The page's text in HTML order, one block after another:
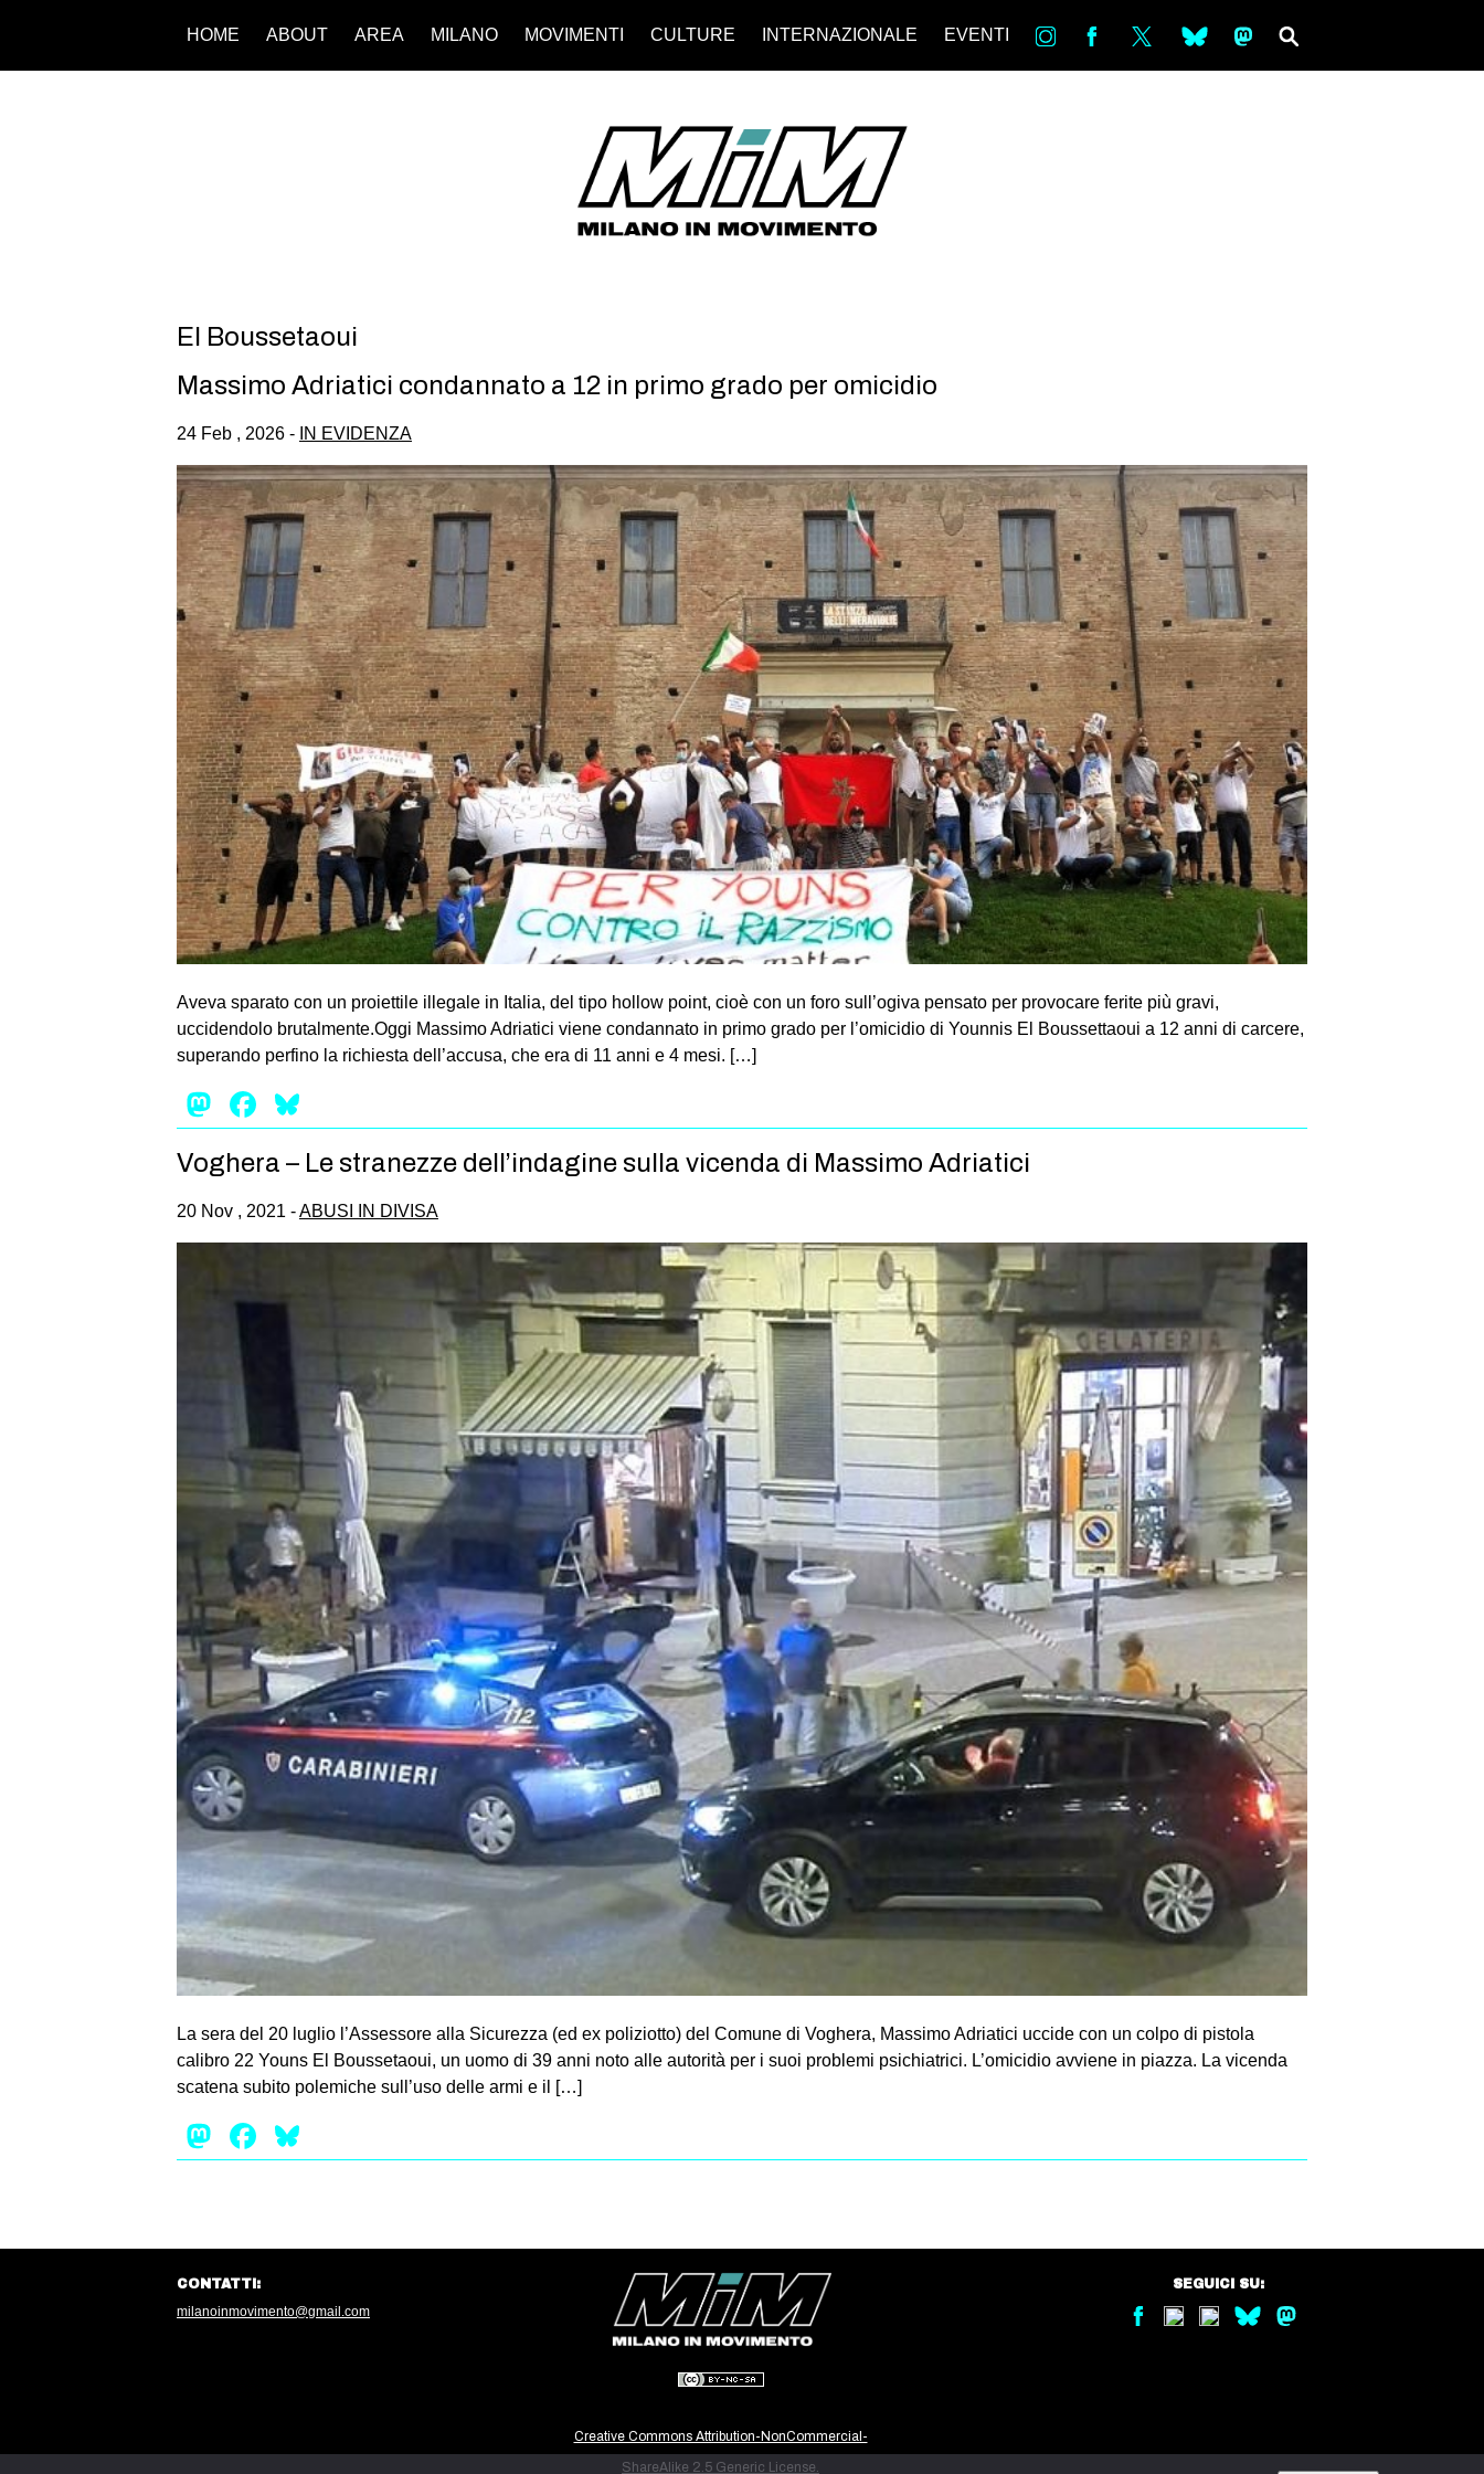
HOME ABOUT AREA MILANO MOVIMENTI CULTURE INTERNAZIONALE EVENTI in bsky ms
El Boussetaoui
Massimo Adriatici condannato a 12 in primo grado per omicidio
24 Feb , 2026 - IN EVIDENZA
Aveva sparato con un proiettile illegale in Italia, del tipo hollow point, cioè con un foro sull’ogiva pensato per provocare ferite più gravi,
uccidendolo brutalmente.Oggi Massimo Adriatici viene condannato in primo grado per l’omicidio di Younnis El Boussettaoui a 12 anni di carcere,
superando perfino la richiesta dell’accusa, che era di 11 anni e 4 mesi. […]
Mastodon
Facebook
Voghera – Le stranezze dell’indagine sulla vicenda di Massimo Adriatici
20 Nov , 2021 -ABUSI IN DIVISA
La sera del 20 luglio l’Assessore alla Sicurezza (ed ex poliziotto) del Comune di Voghera, Massimo Adriatici uccide con un colpo di pistola
calibro 22 Youns El Boussetaoui, un uomo di 39 anni noto alle autorità per i suoi problemi psichiatrici. L’omicidio avviene in piazza. La vicenda
scatena subito polemiche sull’uso delle armi e il […]
Mastodon
Facebook
Creative Commons Attribution-NonCommercial-
ShareAlike 2.5 Generic License.
CONTATTI:
milanoinmovimento@gmail.com
SEGUICI SU: